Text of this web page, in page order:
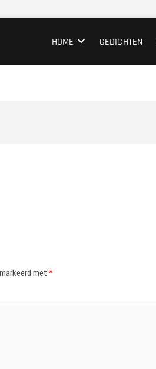
HOME GEDICHTEN
met *